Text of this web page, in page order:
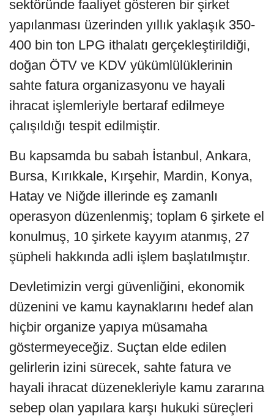
sektöründe faaliyet gösteren bir şirket
yapılanması üzerinden yıllık yaklaşık 350-
400 bin ton LPG ithalatı gerçekleştirildiği,
doğan ÖTV ve KDV yükümlülüklerinin
sahte fatura organizasyonu ve hayali
ihracat işlemleriyle bertaraf edilmeye
çalışıldığı tespit edilmiştir.
Bu kapsamda bu sabah İstanbul, Ankara,
Bursa, Kırıkkale, Kırşehir, Mardin, Konya,
Hatay ve Niğde illerinde eş zamanlı
operasyon düzenlenmiş; toplam 6 şirkete el
konulmuş, 10 şirkete kayyım atanmış, 27
şüpheli hakkında adli işlem başlatılmıştır.
Devletimizin vergi güvenliğini, ekonomik
düzenini ve kamu kaynaklarını hedef alan
hiçbir organize yapıya müsamaha
göstermeyeceğiz. Suçtan elde edilen
gelirlerin izini sürecek, sahte fatura ve
hayali ihracat düzenekleriyle kamu zararına
sebep olan yapılara karşı hukuki süreçleri